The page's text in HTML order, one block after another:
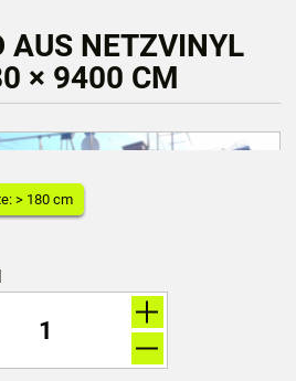
AUS NETZVINYL
× 9400 CM
> 180 cm